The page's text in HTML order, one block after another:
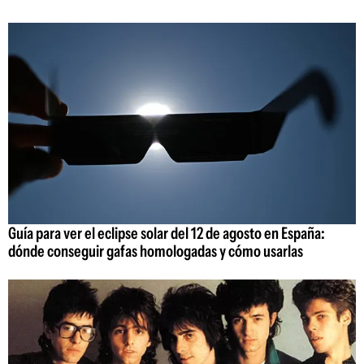
Guía para ver el eclipse solar del 12 de agosto en España:
dónde conseguir gafas homologadas y cómo usarlas